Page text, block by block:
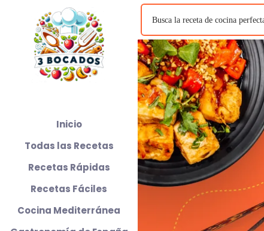
Inicio
Todas las Recetas
Recetas Rápidas
Recetas Fáciles
Cocina Mediterránea